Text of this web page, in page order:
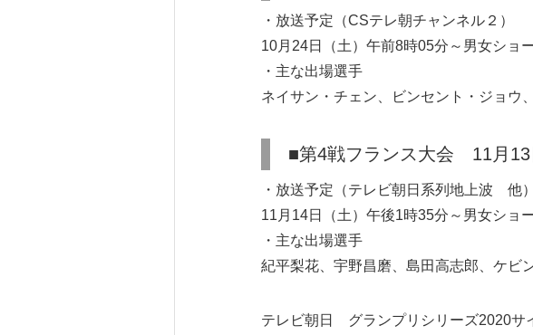
・放送予定（CSテレ朝チャンネル２）
10月24日（土）午前8時05分～男女ショ
・主な出場選手
ネイサン・チェン、ビンセント・ジョ
■第4戦フランス大会 11月
・放送予定（テレビ朝日系列地上波 他）
11月14日（土）午後1時35分～男女ショ
・主な出場選手
紀平梨花、宇野昌磨、島田高志郎、ケ
テレビ朝日 グランプリシリーズ2020